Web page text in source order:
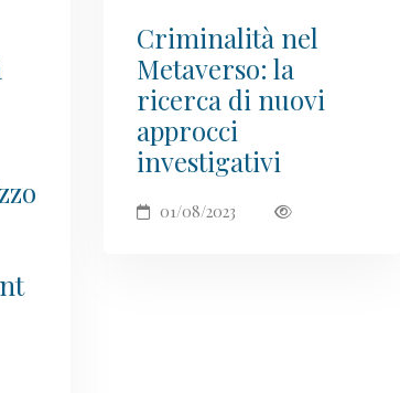
Criminalità nel
Metaverso: la
ricerca di nuovi
approcci
investigativi
01/08/2023